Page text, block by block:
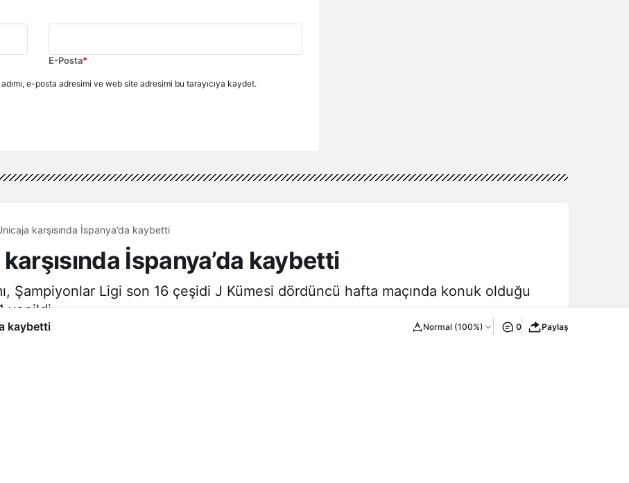
E-Posta*
e-posta adresimi ve web site adresimi bu tarayıcıya kaydet.
karşısında İspanya’da kaybetti
İspanya’da kaybetti
Şampiyonlar Ligi son 16 çeşidi J Kümesi dördüncü hafta maçında konuk olduğu
yenildi.
kaybetti Normal (100%) 0 Paylaş